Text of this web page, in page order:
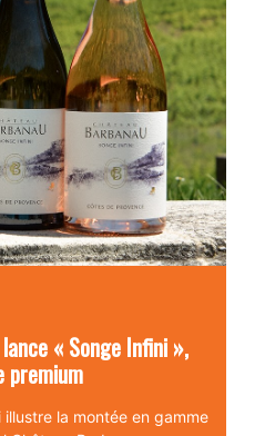
« Songe Infini »,
premium
la montée en gamme